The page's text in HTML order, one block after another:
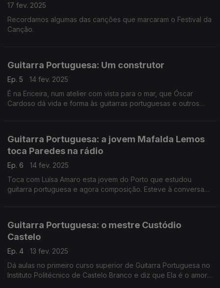
17 fev. 2025
Recordamos algumas das canções que marcaram o Festival da
Canção.
Guitarra Portuguesa: Um construtor
Ep. 5
14 fev. 2025
É na Ericeira, num atelier com vista para o mar, que Óscar
Cardoso dá vida e forma às guitarras portuguesas e outros
Guitarra Portuguesa: a jovem Mafalda Lemos
toca Paredes na rádio
Ep. 6
14 fev. 2025
Toca com Luísa Amaro esta jovem do Porto que estudou
guitarra portuguesa e agora composição. Esteve à conversa
Guitarra Portuguesa: o mestre Custódio
Castelo
Ep. 4
13 fev. 2025
Dá aulas no primeiro curso superior de Guitarra Portuguesa no
Instituto Politécnico de Castelo Branco e diz que Ela é o amor